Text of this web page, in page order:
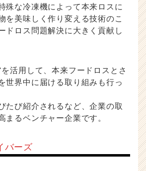
殊な冷凍機によって本来ロスに
を美味しく作り変える技術のこ
ドロス問題解決に大きく貢献し
活用して、本来フードロスとさ
世界中に届ける取り組みも行っ
たび紹介されるなど、企業の取
まるベンチャー企業です。
バーズ